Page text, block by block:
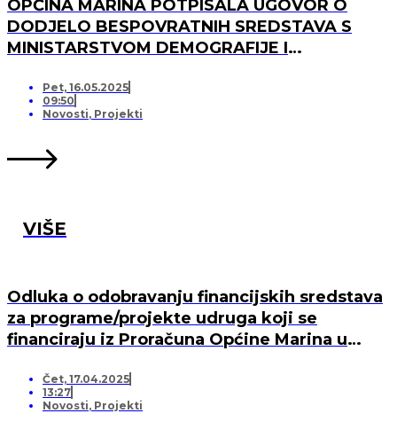
OPĆINA MARINA POTPISALA UGOVOR O
DODJELO BESPOVRATNIH SREDSTAVA S
MINISTARSTVOM DEMOGRAFIJE I
OPREMANJA DJEČJEG IGRALIŠTA U DV
MARINA, PO „KRIJESNICA“U POZORCU
Pet, 16.05.2025
09:50
Novosti, Projekti
VIŠE
Odluka o odobravanju financijskih sredstava
za programe/projekte udruga koji se
financiraju iz Proračuna Općine Marina u
Čet, 17.04.2025
13:27
Novosti, Projekti